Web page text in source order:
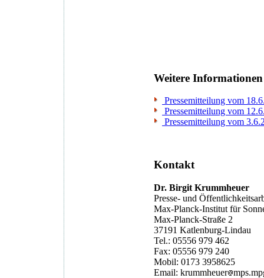
Weitere Informationen
Pressemitteilung vom
Pressemitteilung vom
Pressemitteilung vom
Kontakt
Dr. Birgit Krummheuer
Presse- und
Max-Planck-Institut für
Max-Planck-Straße 2
37191 Katlenburg-Lindau
Tel.: 05556 979 462
Fax: 05556 979 240
Mobil: 0173 3958625
Email: krummheuer